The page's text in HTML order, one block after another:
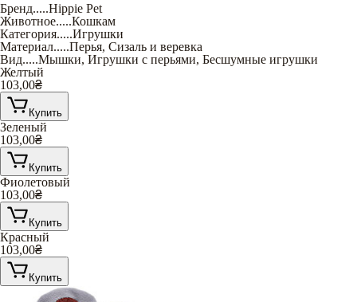
Бренд.....Hippie Pet
Животное.....Кошкам
Категория.....Игрушки
Материал.....Перья, Сизаль и веревка
Вид.....Мышки, Игрушки с перьями, Бесшумные игрушки
Желтый
103,00₴
Купить
Зеленый
103,00₴
Купить
Фиолетовый
103,00₴
Купить
Красный
103,00₴
Купить